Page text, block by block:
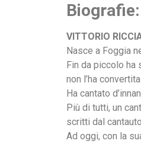
Biografie:
VITTORIO
Nasce a Foggia
Fin da piccolo
non l’ha
Ha cantato
Più di tutti, un
scritti dal
Ad oggi, con la